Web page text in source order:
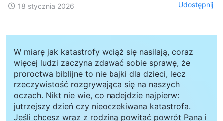
18 stycznia 2026 Udostępnij
W miarę jak katastrofy wciąż się nasilają, coraz
więcej ludzi zaczyna zdawać sobie sprawę, że
proroctwa biblijne to nie bajki dla dzieci, lecz
rzeczywistość rozgrywająca się na naszych
oczach. Nikt nie wie, co nadejdzie najpierw:
jutrzejszy dzień czy nieoczekiwana katastrofa.
Jeśli chcesz wraz z rodziną powitać powrót Pana i